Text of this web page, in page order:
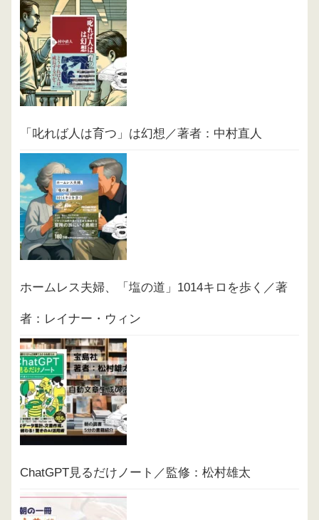
「叱れば人は育つ」は幻想／著者：中村直人
ホームレス夫婦、「塩の道」1014キロを歩く／著
者：レイナー・ウィン
ChatGPT見るだけノート／監修：松村雄太